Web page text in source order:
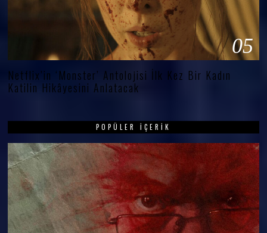
05
Netflix’in ‘Monster’ Antolojisi İlk Kez Bir Kadın
Katilin Hikâyesini Anlatacak
POPÜLER İÇERIK